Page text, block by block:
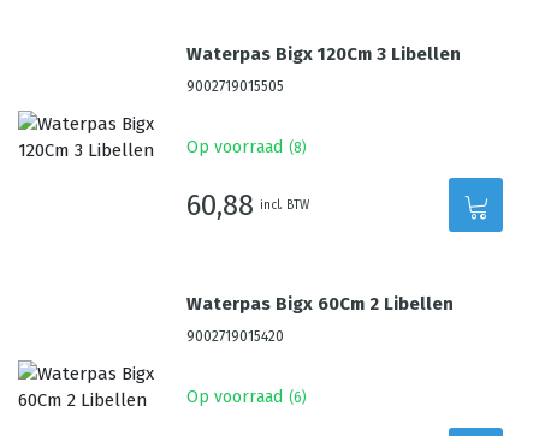
Waterpas Bigx 120Cm 3 Libellen
9002719015505
Op voorraad (8)
60,88 incl. BTW
Waterpas Bigx 60Cm 2 Libellen
9002719015420
Op voorraad (6)